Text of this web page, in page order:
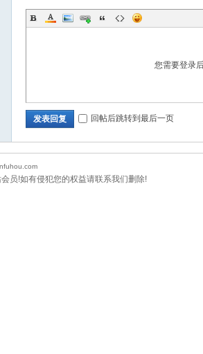
您需要登录
发表回复 回帖后跳转到最后一页
员!如有侵犯您的权益请联系我们删除!